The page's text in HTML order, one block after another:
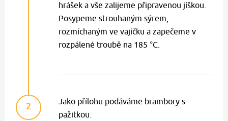
hrášek a vše zalijeme připravenou jíškou.
Posypeme strouhaným sýrem,
rozmíchaným ve vajíčku a zapečeme v
rozpálené troubě na 185 °C.
2
Jako přílohu podáváme brambory s
pažitkou.